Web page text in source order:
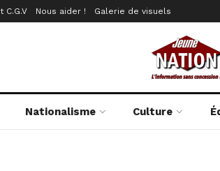
C.G.V Nous aider ! Galerie de visuels
Nationalisme Culture